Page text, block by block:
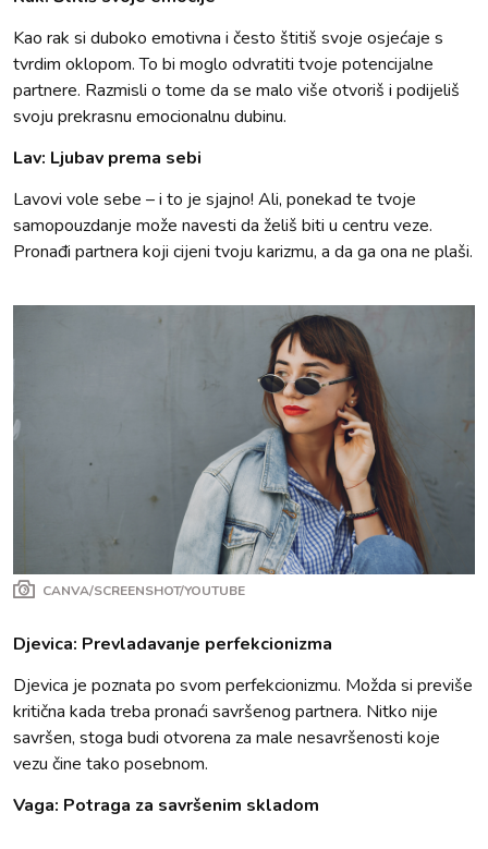
Kao rak si duboko emotivna i često štitiš svoje osjećaje s
tvrdim oklopom. To bi moglo odvratiti tvoje potencijalne
partnere. Razmisli o tome da se malo više otvoriš i podijeliš
svoju prekrasnu emocionalnu dubinu.
Lav: Ljubav prema sebi
Lavovi vole sebe – i to je sjajno! Ali, ponekad te tvoje
samopouzdanje može navesti da želiš biti u centru veze.
Pronađi partnera koji cijeni tvoju karizmu, a da ga ona ne plaši.
CANVA/SCREENSHOT/YOUTUBE
Djevica: Prevladavanje perfekcionizma
Djevica je poznata po svom perfekcionizmu. Možda si previše
kritična kada treba pronaći savršenog partnera. Nitko nije
savršen, stoga budi otvorena za male nesavršenosti koje
vezu čine tako posebnom.
Vaga: Potraga za savršenim skladom